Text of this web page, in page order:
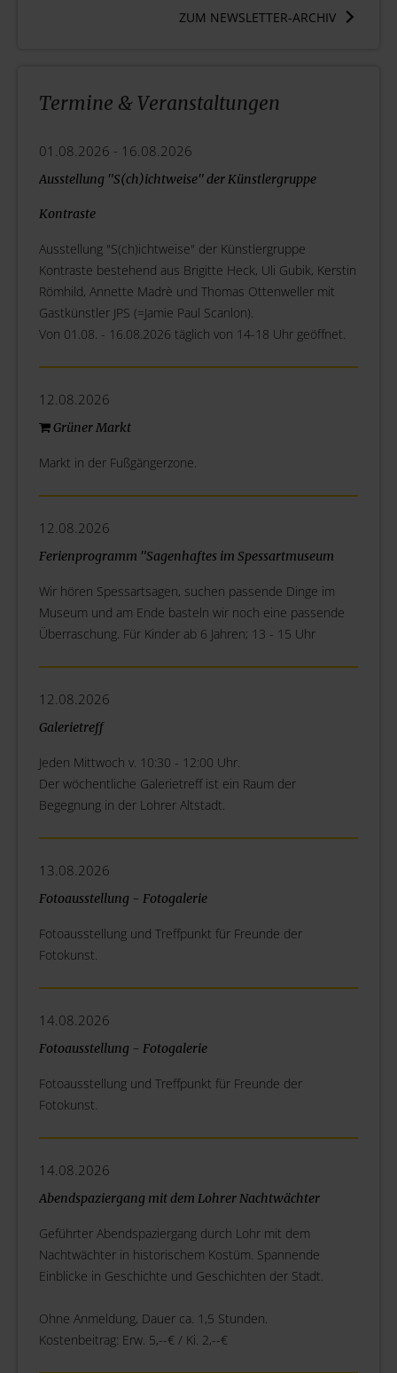
ZUM NEWSLETTER-ARCHIV
Termine & Veranstaltungen
01.08.2026 - 16.08.2026
Ausstellung "S(ch)ichtweise" der Künstlergruppe
Kontraste
Ausstellung "S(ch)ichtweise" der Künstlergruppe
Kontraste bestehend aus Brigitte Heck, Uli Gubik, Kerstin
Römhild, Annette Madrè und Thomas Ottenweller mit
Gastkünstler JPS (=Jamie Paul Scanlon).
Von 01.08. - 16.08.2026 täglich von 14-18 Uhr geöffnet.
12.08.2026
Grüner Markt
Markt in der Fußgängerzone.
12.08.2026
Ferienprogramm "Sagenhaftes im Spessartmuseum
Wir hören Spessartsagen, suchen passende Dinge im
Museum und am Ende basteln wir noch eine passende
Überraschung. Für Kinder ab 6 Jahren; 13 - 15 Uhr
12.08.2026
Galerietreff
Jeden Mittwoch v. 10:30 - 12:00 Uhr.
Der wöchentliche Galerietreff ist ein Raum der
Begegnung in der Lohrer Altstadt.
13.08.2026
Fotoausstellung - Fotogalerie
Fotoausstellung und Treffpunkt für Freunde der
Fotokunst.
14.08.2026
Fotoausstellung - Fotogalerie
Fotoausstellung und Treffpunkt für Freunde der
Fotokunst.
14.08.2026
Abendspaziergang mit dem Lohrer Nachtwächter
Geführter Abendspaziergang durch Lohr mit dem
Nachtwächter in historischem Kostüm. Spannende
Einblicke in Geschichte und Geschichten der Stadt.
Ohne Anmeldung, Dauer ca. 1,5 Stunden.
Kostenbeitrag: Erw. 5,--€ / Ki. 2,--€